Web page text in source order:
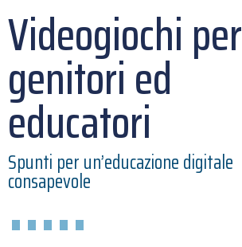
Videogiochi per
genitori ed
educatori
Spunti per un’educazione digitale
consapevole